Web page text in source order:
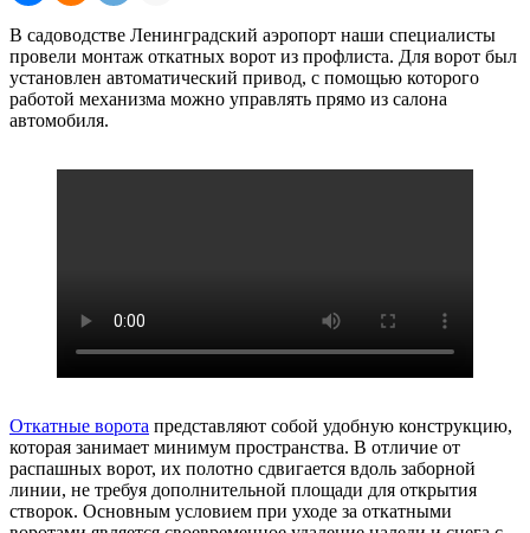
В садоводстве Ленинградский аэропорт наши специалисты
провели монтаж откатных ворот из профлиста. Для ворот был
установлен автоматический привод, с помощью которого
работой механизма можно управлять прямо из салона
автомобиля.
Откатные ворота представляют собой удобную конструкцию,
которая занимает минимум пространства. В отличие от
распашных ворот, их полотно сдвигается вдоль заборной
линии, не требуя дополнительной площади для открытия
створок. Основным условием при уходе за откатными